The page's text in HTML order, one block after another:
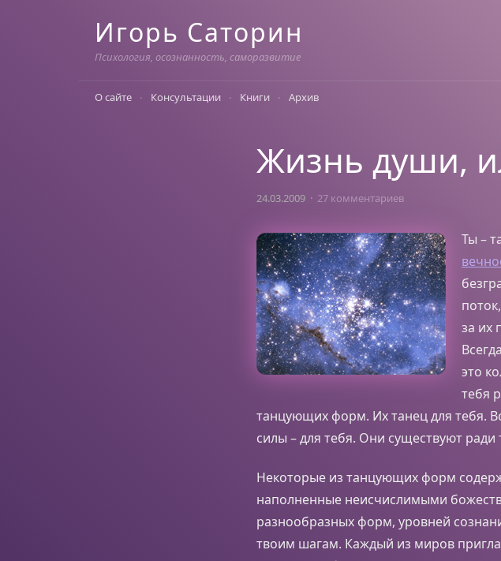
Игорь Саторин
Психология, осознанность, саморазвитие
О сайте Консультации Книги Архив
Жизнь души,
24.03.2009 27 комментариев
Ты –
за их
это
тебя
танцующих форм. Их танец для тебя.
силы – для тебя. Они существуют ради
Некоторые из танцующих форм
наполненные неисчислимыми
разнообразных форм, уровней
твоим шагам. Каждый из миров